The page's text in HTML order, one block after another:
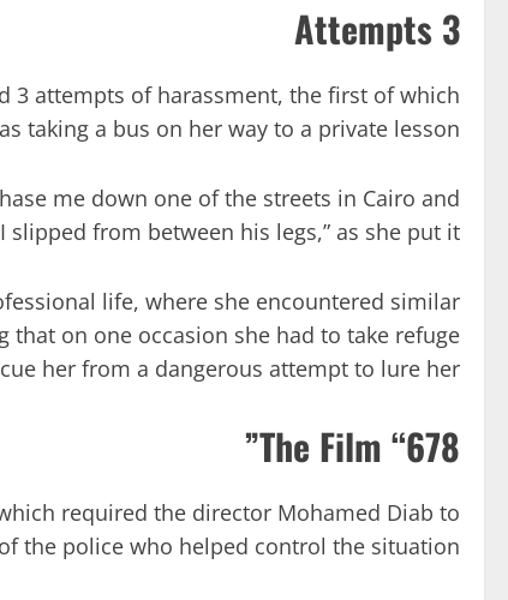
3 Attempts
3 attempts of harassment, the first of which
taking a bus on her way to a private lesson.
me down one of the streets in Cairo and
from between his legs,” as she put it.
life, where she encountered similar
on one occasion she had to take refuge
her from a dangerous attempt to lure her.
The Film “678”
required the director Mohamed Diab to
the police who helped control the situation.